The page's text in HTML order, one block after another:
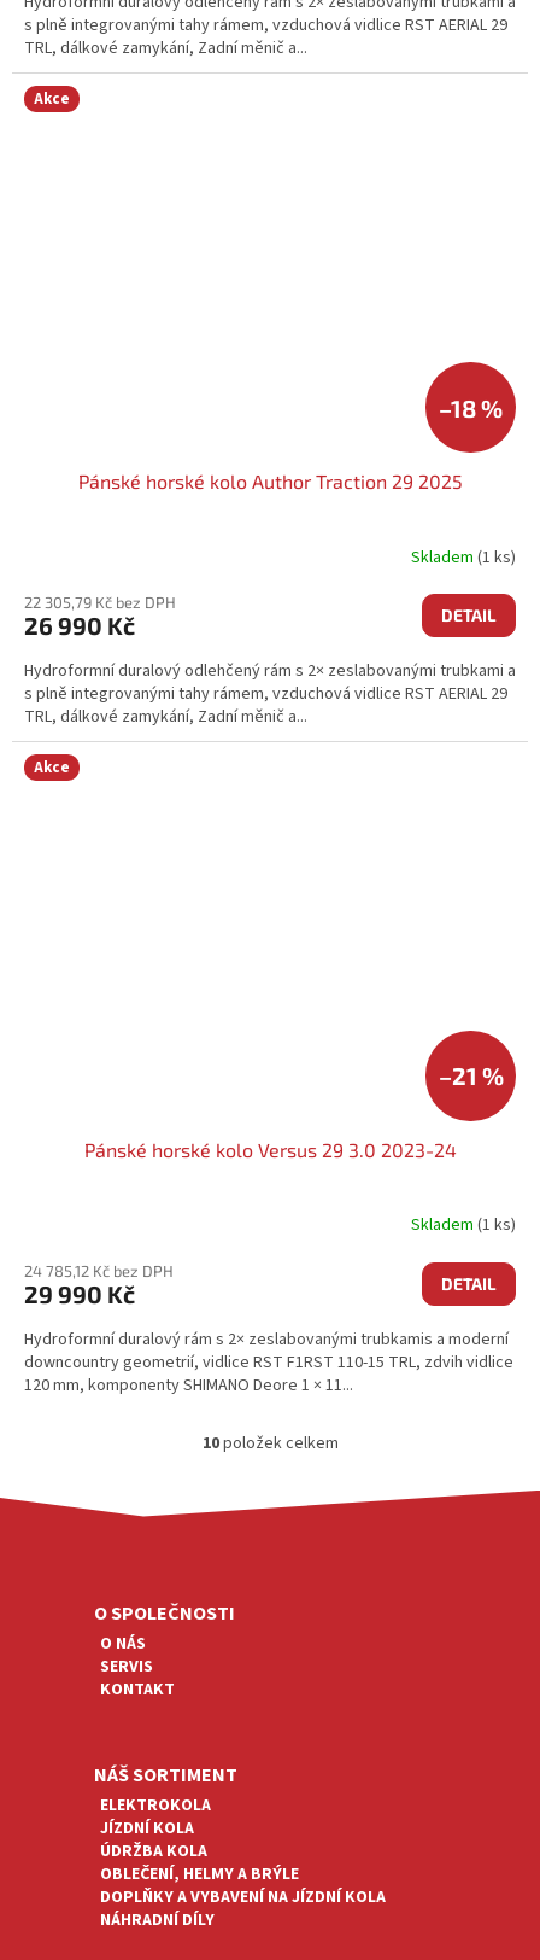
s plně integrovanými tahy rámem, vzduchová vidlice RST AERIAL 29
TRL, dálkové zamykání, Zadní měnič a...
Akce
–18 %
Pánské horské kolo Author Traction 29 2025
Skladem (1 ks)
22 305,79 Kč bez DPH
26 990 Kč DETAIL
Hydroformní duralový odlehčený rám s 2× zeslabovanými trubkami a
s plně integrovanými tahy rámem, vzduchová vidlice RST AERIAL 29
TRL, dálkové zamykání, Zadní měnič a...
Akce
–21 %
Pánské horské kolo Versus 29 3.0 2023-24
Skladem (1 ks)
24 785,12 Kč bez DPH
29 990 Kč DETAIL
Hydroformní duralový rám s 2× zeslabovanými trubkamis a moderní
downcountry geometrií, vidlice RST F1RST 110-15 TRL, zdvih vidlice
120 mm, komponenty SHIMANO Deore 1 × 11...
O
U
10položek celkem
O SPOLEČNOSTI
O NÁS
SERVIS
KONTAKT
NÁŠ SORTIMENT
ELEKTROKOLA
JÍZDNÍ KOLA
ÚDRŽBA KOLA
OBLEČENÍ, HELMY A BRÝLE
DOPLŇKY A VYBAVENÍ NA JÍZDNÍ KOLA
NÁHRADNÍ DÍLY